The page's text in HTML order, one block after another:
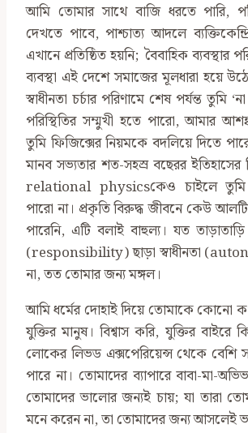
আমি তোমার সাথে বাজি ধরতে পারি,
দেখতে পাবে, পাশ্চাত্য আদলে
এখানে প্রতিষ্ঠিত হয়নি; বৈবাহিক ব্যবস্থার
ব্যবস্থা এই দেশে সমাজের মূলধারা হয়ে
স্বাধীনতা চর্চার পরিণামে শেষ পর্যন্ত তুমি
পরিস্থিতির সম্মুখী হতে পারো, আমার
তুমি ফিজিক্সের নিয়মকে বদলিয়ে দিতে
মানব সভ্যতার শত-সহস্র বছেরর ইতিহাসের
relational physicsকেও চাইলে তুমি
পারো না। প্রকৃতি বিরুদ্ধ জীবনে কেউ
পারেনি, এটি বলাই বাহুল্য। যত
(responsibility) ছাড়া স্বাধীনতা
না, তত তোমার জন্য মঙ্গল।
আমি ধর্মের দোহাই দিয়ে তোমাকে কোনো
যুক্তির মানুষ। বিশ্বাস করি, যুক্তির বাইরে
লোকের লিভড এক্সপেরিয়েন্স থেকে
পারে না। তোমাদের ব্যাপারে বাবা-মা-
তোমাদের ভালোর জন্যই চায়; যা তারা
মনে করেন না, তা তোমাদের জন্য আসলেই